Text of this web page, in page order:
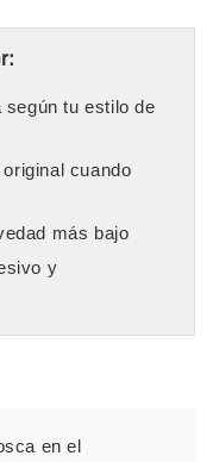
según tu estilo de
cuando
más bajo
y
en el